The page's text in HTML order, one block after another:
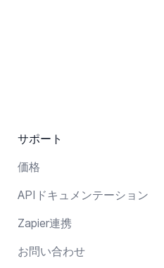
サポート
価格
APIドキュメンテーション
Zapier連携
お問い合わせ